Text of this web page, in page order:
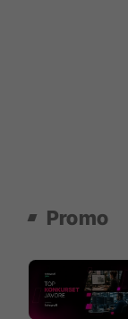
Promo